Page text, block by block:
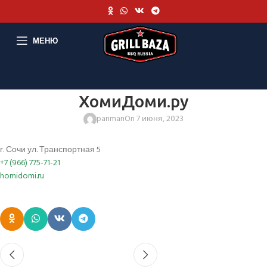
МЕНЮ
ХомиДоми.ру
panmanOn 7 июня, 2023
г. Сочи ул. Транспортная 5
+7 (966) 775-71-21
homidomi.ru